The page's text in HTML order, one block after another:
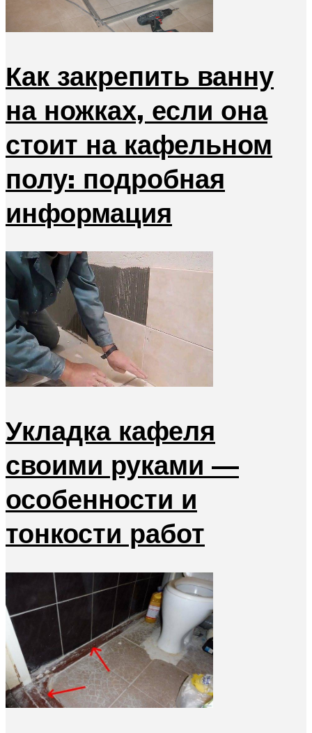
Как закрепить ванну
на ножках, если она
стоит на кафельном
полу: подробная
информация
Укладка кафеля
своими руками —
особенности и
тонкости работ